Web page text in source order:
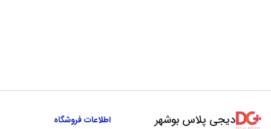
دیجی پلاس بوشهر اطلاعات فروشگاه